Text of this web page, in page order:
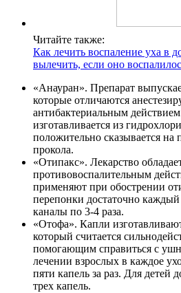
Читайте также:
Как лечить воспаление уха в
вылечить, если оно
«Анауран». Препарат
которые отличаются
антибактериальным
изготавливается из
положительно сказывается на
прокола.
«Отипакс». Лекарство
противовоспалительным
применяют при обострении
перепонки достаточно
каналы по 3-4 раза.
«Отофа». Капли
который считается
помогающим справиться с
лечении взрослых в каждое
пяти капель за раз. Для детей
трех капель.